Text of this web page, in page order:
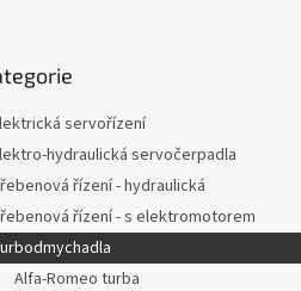
servořízení
hydraulická servočerpadla
řízení - hydraulická
řízení - s elektromotorem
Alfa-Romeo turba